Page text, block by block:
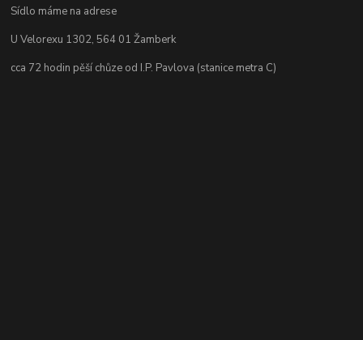
Sídlo máme na adrese
U Velorexu 1302, 564 01 Žamberk
cca 72 hodin pěší chůze od I.P. Pavlova (stanice metra C)